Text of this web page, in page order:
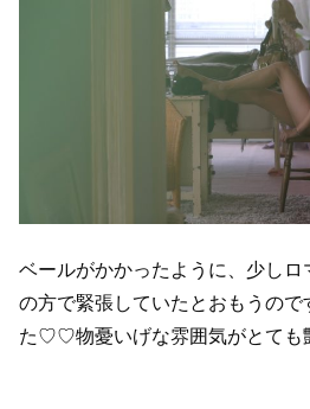
ベールがかかったように、少し
の方で緊張していたとおもうので
た♡♡物憂いげな雰囲気がとても